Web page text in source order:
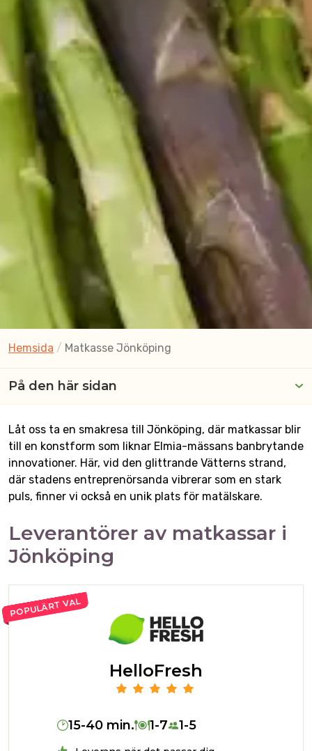
Hemsida / Matkasse Jönköping
På den här sidan
Låt oss ta en smakresa till Jönköping, där matkassar blir
till en konstform som liknar Elmia-mässans banbrytande
innovationer. Här, vid den glittrande Vätterns strand,
där stadens entreprenörsanda vibrerar som en stark
puls, finner vi också en unik plats för matälskare.
Leverantörer av matkassar i
Jönköping
POPULÄRT VAL
HelloFresh
15-40 min. 1-7 1-5